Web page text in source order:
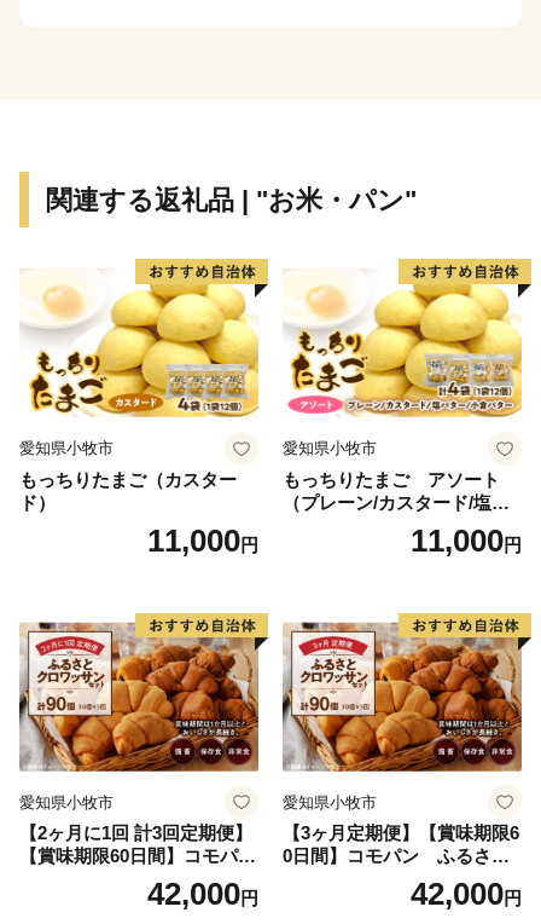
国指定史跡である竹原古墳は、装飾古墳として状態もよ
また、奈良時代から続く脇田温泉は、江戸時代の儒学
者、貝原益軒も絶賛したと言われています。
歴史、文化、産業のバランスが整う山紫水明なまち。ぜ
ひ一度、宮若市へお越しください。
関連する返礼品 | "お米・パン"
愛知県小牧市
もっちりたまご（カスター
ド）
11,000円
愛知県小牧市
もっちりたまご アソート
（プレーン/カスタード/塩バ
ター/小倉バター）11,000円
愛知県小牧市
【2ヶ月に1回 計3回定期便】
【賞味期限60日間】コモパ
ン ふるさとクロワッサンセ
ット（計90個）／災害用備蓄
42,000円
愛知県小牧市
【3ヶ月定期便】【賞味期限6
0日間】コモパン ふるさと
クロワッサンセット（計90
個）／災害用備蓄 保存食 非
42,000円